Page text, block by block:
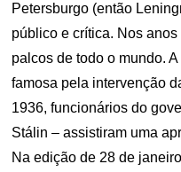
Petersburgo (então
público e crítica. Nos
palcos de todo o mundo.
famosa pela intervenção
1936, funcionários do
Stálin – assistiram uma
Na edição de 28 de